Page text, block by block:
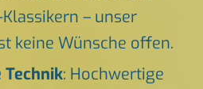
– unser
keine Wünsche offen.
: Hochwertige